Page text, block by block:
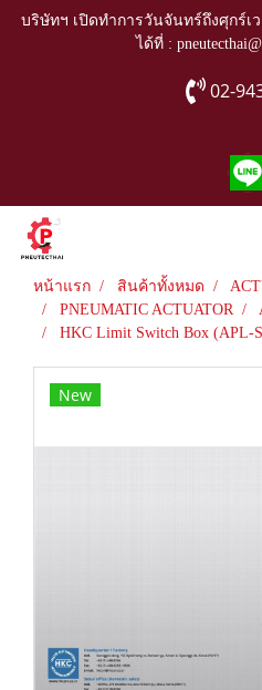
บริษัทฯ เปิดทำการวันจันทร์ถึงศุกร์เ
ได้ที่ :
02-
หน้าแรก สินค้าทั้งหมด
PNEUMATIC ACTUATOR
HKC Limit Switch Box (APL-
New